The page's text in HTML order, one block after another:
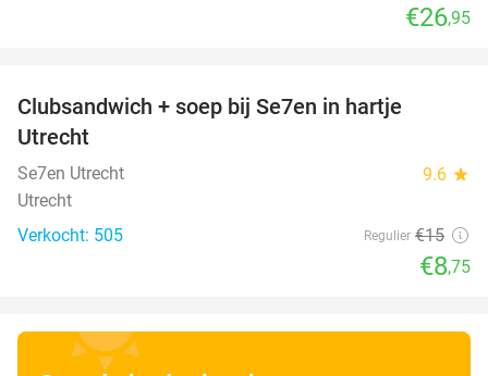
€26,95
Clubsandwich + soep bij Se7en in hartje
Utrecht
Se7en Utrecht 9.6 star
Utrecht
Verkocht: 505
Regulier €15
€8,75